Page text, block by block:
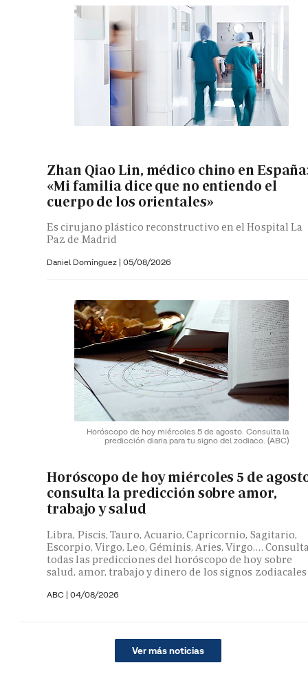
Zhan Qiao Lin, médico chino en
«Mi familia dice que no entiendo el
cuerpo de los orientales»
Es cirujano plástico reconstructivo en el Hospital La
Paz de Madrid
Daniel Domínguez | 05/08/2026
Horóscopo de hoy miércoles 5 de agosto. Consulta la
predicción diaria para tu signo del zodiaco. (ABC)
Horóscopo de hoy miércoles 5 de
consulta la predicción sobre amor,
trabajo y salud
Libra, Piscis, Tauro, Acuario, Capricornio, Sagitario,
Escorpio, Virgo, Leo, Géminis, Aries, Virgo….
todas las predicciones del horóscopo de hoy sobre
salud, amor, trabajo y dinero de los signos zodiacales
ABC | 04/08/2026
Ver más noticias